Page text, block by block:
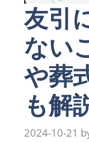
友引
ない
や葬
も解
2024-10-21